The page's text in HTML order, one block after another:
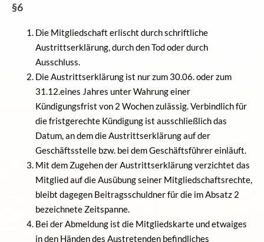
§6
Die Mitgliedschaft erlischt durch schriftliche
Austrittserklärung, durch den Tod oder durch
Ausschluss.
Die Austrittserklärung ist nur zum 30.06. oder zum
31.12.eines Jahres unter Wahrung einer
Kündigungsfrist von 2 Wochen zulässig. Verbindlich für
die fristgerechte Kündigung ist ausschließlich das
Datum, an dem die Austrittserklärung auf der
Geschäftsstelle bzw. bei dem Geschäftsführer einläuft.
Mit dem Zugehen der Austrittserklärung verzichtet das
Mitglied auf die Ausübung seiner Mitgliedschaftsrechte,
bleibt dagegen Beitragsschuldner für die im Absatz 2
bezeichnete Zeitspanne.
Bei der Abmeldung ist die Mitgliedskarte und etwaiges
in den Händen des Austretenden befindliches